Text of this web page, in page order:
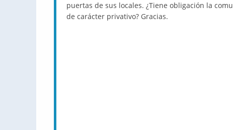
puertas de sus locales. ¿Tiene obligación la
de carácter privativo? Gracias.